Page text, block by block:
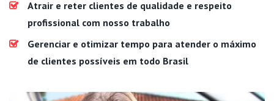
Atrair e reter clientes de qualidade e respeito
profissional com nosso trabalho
Gerenciar e otimizar tempo para atender o máximo
de clientes possíveis em todo Brasil